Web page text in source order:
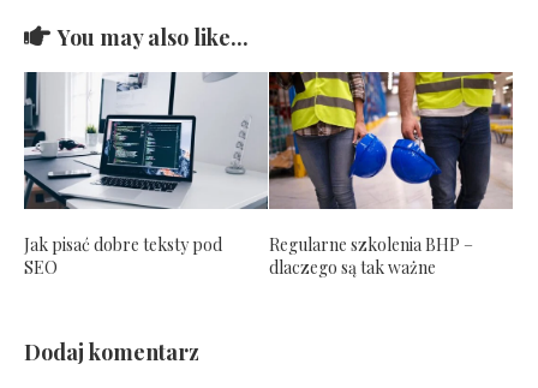
You may also like...
Jak pisać dobre teksty pod
SEO
Regularne szkolenia BHP –
dlaczego są tak ważne
Dodaj komentarz